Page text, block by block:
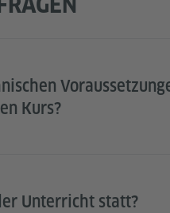
Kurs?
Unterricht statt?